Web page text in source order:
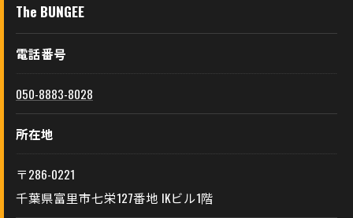
The BUNGEE
電話番号
050-8883-8028
所在地
〒286-0221
千葉県富里市七栄127番地 IKビル1階